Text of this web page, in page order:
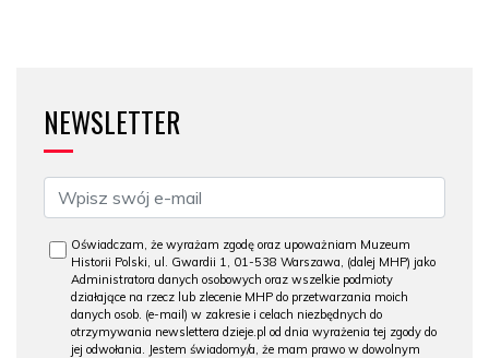
NEWSLETTER
Oświadczam, że wyrażam zgodę oraz upoważniam Muzeum
Historii Polski, ul. Gwardii 1, 01-538 Warszawa, (dalej MHP) jako
Administratora danych osobowych oraz wszelkie podmioty
działające na rzecz lub zlecenie MHP do przetwarzania moich
danych osob. (e-mail) w zakresie i celach niezbędnych do
otrzymywania newslettera dzieje.pl od dnia wyrażenia tej zgody do
jej odwołania. Jestem świadomy/a, że mam prawo w dowolnym